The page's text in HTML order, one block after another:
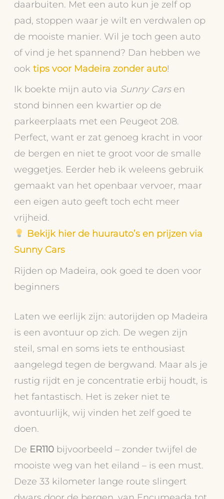
daarbuiten. Met een auto kun je zelf op
pad, stoppen waar je wilt en verdwalen op
de mooiste manier. Wil je toch geen auto
of vind je het spannend? Dan hebben we
ooktips voor Madeira zonder auto!
Ik boekte mijn auto via Sunny Carsen
stond binnen een kwartier op de
parkeerplaats met een Peugeot 208.
Perfect, want er zat genoeg kracht in voor
de bergen en niet te groot voor de smalle
weggetjes. Eerder heb ik weleens gebruik
gemaakt van het openbaar vervoer, maar
een eigen auto geeft toch echt meer
vrijheid.
Bekijk hier de huurauto’s en prijzen via
Sunny Cars
Rijden op Madeira, ook goed te doen voor
beginners
Laten we eerlijk zijn: autorijden op Madeira
is een avontuur op zich. De wegen zijn
steil, smal en soms iets te enthousiast
aangelegd tegen de bergwand. Maar als je
rustig rijdt en je concentratie erbij houdt, is
het fantastisch. Het is zeker niet te
avontuurlijk, wij vinden het zelf goed te
doen.
De ER110 bijvoorbeeld – zonder twijfel de
mooiste weg van het eiland – is een must.
Deze 33 kilometer lange route slingert